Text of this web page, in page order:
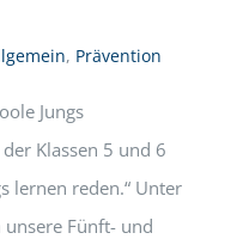
, Prävention
Jungs
Klassen 5 und 6
lernen reden.“ Unter
unsere Fünft- und